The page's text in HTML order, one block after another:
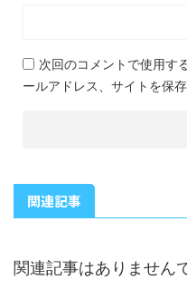
次回のコメントで使用す
ールアドレス、サイトを保存
関連記事
関連記事はありません